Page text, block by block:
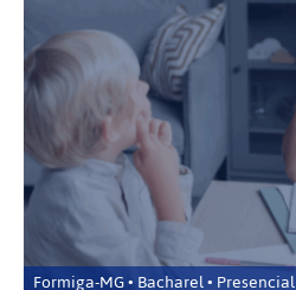
Formiga-MG • Bacharel • Presencial